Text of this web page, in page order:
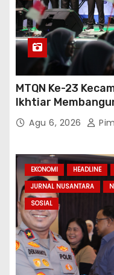
MTQN Ke-23
Ikhtiar
Agu 6, 2026
EKONOMI HEADLINE
JURNAL NUSANTARA
SOSIAL